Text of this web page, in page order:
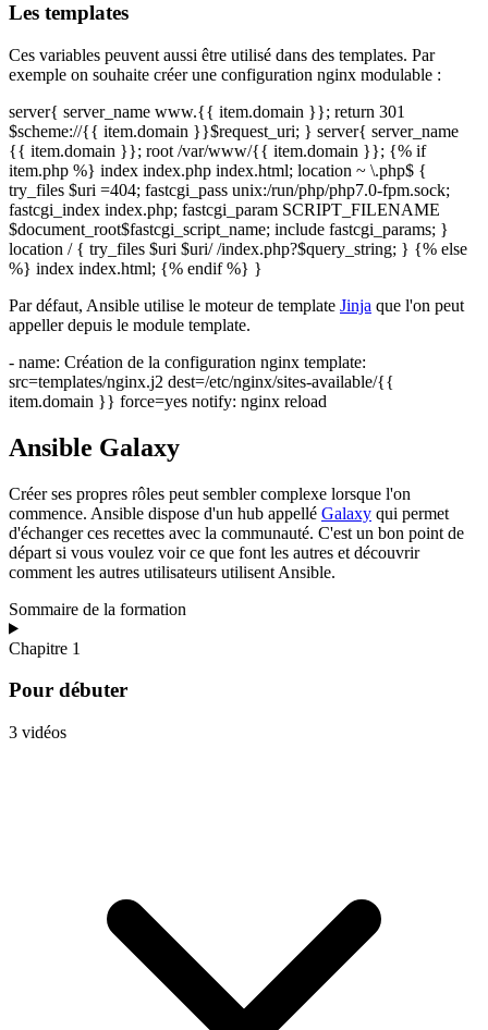
Les templates
Ces variables peuvent aussi être utilisé dans des templates. Par
exemple on souhaite créer une configuration nginx modulable :
server{ server_name www.{{ item.domain }}; return 301
$scheme://{{ item.domain }}$request_uri; } server{ server_name
{{ item.domain }}; root /var/www/{{ item.domain }}; {% if
item.php %} index index.php index.html; location ~ \.php$ {
try_files $uri =404; fastcgi_pass unix:/run/php/php7.0-fpm.sock;
fastcgi_index index.php; fastcgi_param SCRIPT_FILENAME
$document_root$fastcgi_script_name; include fastcgi_params; }
location / { try_files $uri $uri/ /index.php?$query_string; } {% else
%} index index.html; {% endif %} }
Par défaut, Ansible utilise le moteur de template Jinja que l'on peut
appeller depuis le module template.
- name: Création de la configuration nginx template:
src=templates/nginx.j2 dest=/etc/nginx/sites-available/{{
item.domain }} force=yes notify: nginx reload
Ansible Galaxy
Créer ses propres rôles peut sembler complexe lorsque l'on
commence. Ansible dispose d'un hub appellé Galaxy qui permet
d'échanger ces recettes avec la communauté. C'est un bon point de
départ si vous voulez voir ce que font les autres et découvrir
comment les autres utilisateurs utilisent Ansible.
Sommaire de la formation
Chapitre 1
Pour débuter
3 vidéos